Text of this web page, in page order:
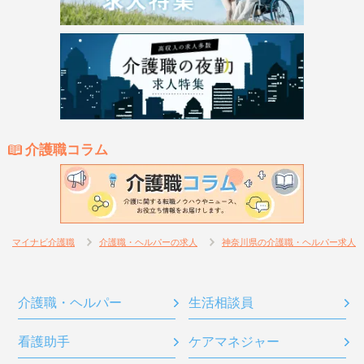
介護職コラム
マイナビ介護職 介護職・ヘルパーの求人 神奈川県の介護職・ヘルパー求人
介護職・ヘルパー 生活相談員
看護助手 ケアマネジャー